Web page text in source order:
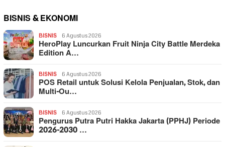
BISNIS & EKONOMI
BISNIS 6 Agustus 2026
HeroPlay Luncurkan Fruit Ninja City Battle Merdeka
Edition A…
BISNIS 6 Agustus 2026
POS Retail untuk Solusi Kelola Penjualan, Stok, dan
Multi-Ou…
BISNIS 6 Agustus 2026
Pengurus Putra Putri Hakka Jakarta (PPHJ) Periode
2026-2030 …